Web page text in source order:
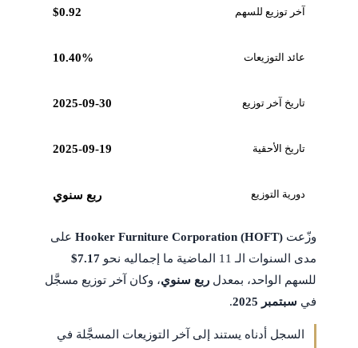
آخر توزيع للسهم $0.92
عائد التوزيعات 10.40%
تاريخ آخر توزيع 2025-09-30
تاريخ الأحقية 2025-09-19
دورية التوزيع ربع سنوي
وزّعت Hooker Furniture Corporation (HOFT)على
مدى السنوات الـ 11 الماضية ما إجماليه نحو
$7.17
للسهم الواحد، بمعدل ربع سنوي، وكان آخر توزيع مسجَّل
في سبتمبر 2025 .
السجل أدناه يستند إلى آخر التوزيعات المسجَّلة في